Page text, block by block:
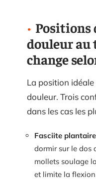
Positions
douleur au
change
La position idéale
douleur. Trois
dans les cas les
Fasciite
dormir sur le dos
mollets soulage
et limite la